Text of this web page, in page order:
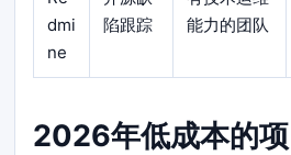
dmi
ne
陷跟踪
能力的团队
2026年低成本的